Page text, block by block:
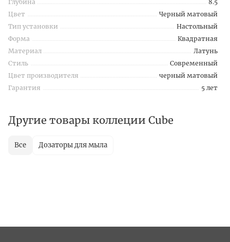
Глубина
8.5
Цвет
Черный матовый
Тип установки
Настольный
Форма
Квадратная
Материал
Латунь
Стиль
Современный
Цвет производителя
черный матовый
Гарантия
5 лет
Другие товары коллеции Cube
Все Дозаторы для мыла